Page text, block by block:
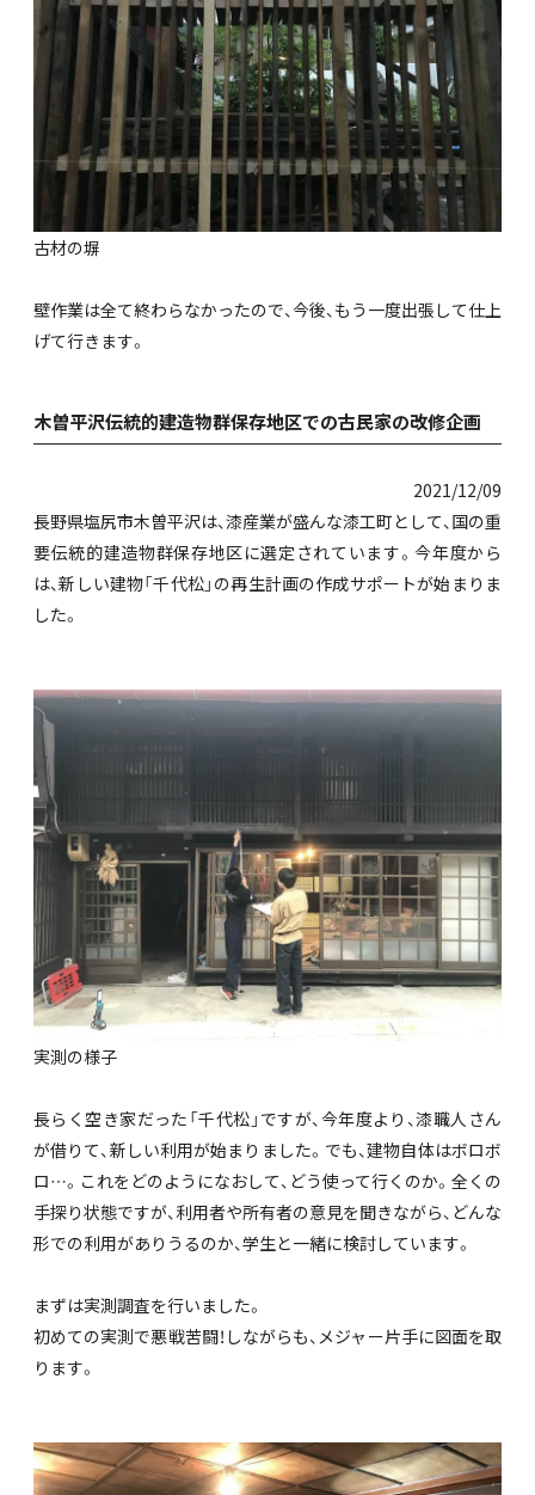
古材の塀
壁作業は全て終わらなかったので、今後、もう一度出張して仕上
げて行きます。
木曽平沢伝統的建造物群保存地区での古民家の改修企画
2021/12/09
長野県塩尻市木曽平沢は、漆産業が盛んな漆工町として、国の重
要伝統的建造物群保存地区に選定されています。今年度から
は、新しい建物「千代松」の再生計画の作成サポートが始まりま
した。
実測の様子
長らく空き家だった「千代松」ですが、今年度より、漆職人さん
が借りて、新しい利用が始まりました。でも、建物自体はボロボ
ロ…。これをどのようになおして、どう使って行くのか。全くの
手探り状態ですが、利用者や所有者の意見を聞きながら、どんな
形での利用がありうるのか、学生と一緒に検討しています。
まずは実測調査を行いました。
初めての実測で悪戦苦闘！しながらも、メジャー片手に図面を取
ります。